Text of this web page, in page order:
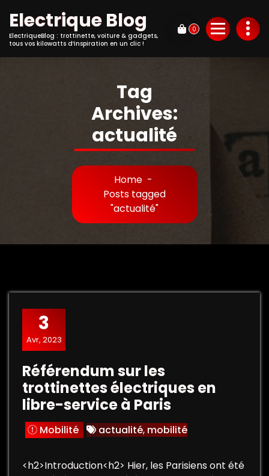
Electrique Blog
ElectriqueBlog : trottinette, voiture & gadgets,
tous vos kilowatts d’inspiration en un clic !
0
Tag
Archives:
actualité
Home -
Posts tagged
"actualité"
3
Avr, 2023
Référendum sur les
trottinettes électriques en
libre-service à Paris
Mobilité actualité, mobilité
<h2>Introduction<h2> Hier, les Parisiens ont été